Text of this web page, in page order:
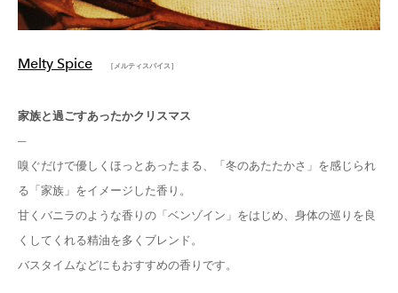
Melty Spice ［メルティスパイス］
家族と過ごすあったかクリスマス
─
嗅ぐだけで優しくほっとあったまる、「冬のあたたかさ」を感じられ
る「家族」をイメージした香り。
甘くバニラのような香りの「ベンゾイン」をはじめ、身体の巡りを良
くしてくれる精油を多くブレンド。
バスタイムなどにもおすすめの香りです。